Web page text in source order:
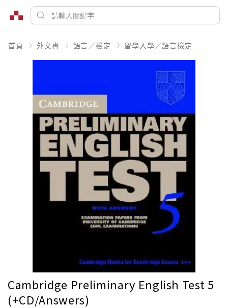
首頁 外文書 語言／檢定 留學入學／語言檢定
Cambridge Preliminary English Test 5
(+CD/Answers)